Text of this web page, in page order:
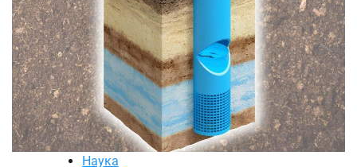
Наука